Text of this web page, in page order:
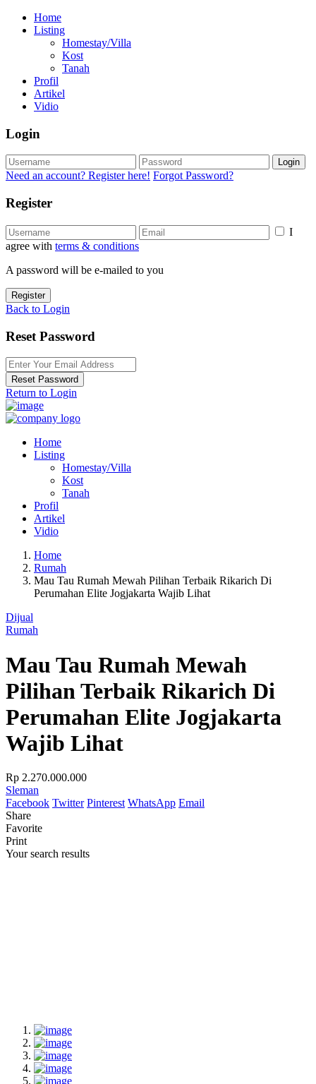
Home
Listing
Homestay/Villa
Kost
Tanah
Profil
Artikel
Vidio
Login
Login
Need an account? Register here! Forgot Password?
Register
I
agree with terms & conditions
A password will be e-mailed to you
Register
Back to Login
Reset Password
Reset Password
Return to Login
Home
Listing
Homestay/Villa
Kost
Tanah
Profil
Artikel
Vidio
Home
Rumah
Mau Tau Rumah Mewah Pilihan Terbaik Rikarich Di
Perumahan Elite Jogjakarta Wajib Lihat
Dijual
Rumah
Mau Tau Rumah Mewah
Pilihan Terbaik Rikarich Di
Perumahan Elite Jogjakarta
Wajib Lihat
Rp 2.270.000.000
Sleman
Facebook Twitter Pinterest WhatsApp Email
Share
Favorite
Print
Your search results